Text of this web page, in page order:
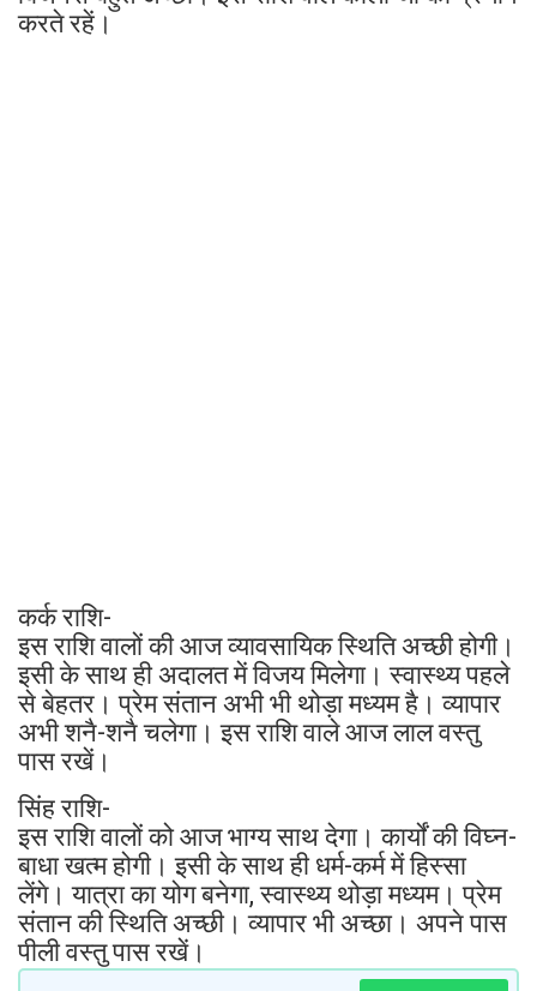
करते रहें।
कर्क राशि-
इस राशि वालों की आज व्यावसायिक स्थिति अच्छी होगी।
इसी के साथ ही अदालत में विजय मिलेगा। स्वास्थ्य पहले
से बेहतर। प्रेम संतान अभी भी थोड़ा मध्यम है। व्यापार
अभी शनै-शनै चलेगा। इस राशि वाले आज लाल वस्तु
पास रखें।
सिंह राशि-
इस राशि वालों को आज भाग्य साथ देगा। कार्यों की विघ्न-
बाधा खत्म होगी। इसी के साथ ही धर्म-कर्म में हिस्सा
लेंगे। यात्रा का योग बनेगा, स्वास्थ्य थोड़ा मध्यम। प्रेम
संतान की स्थिति अच्छी। व्यापार भी अच्छा। अपने पास
पीली वस्तु पास रखें।